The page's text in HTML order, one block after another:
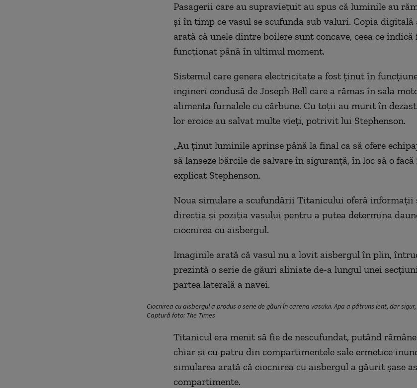
Pasagerii care au supraviețuit au spus că luminile au
și în timp ce vasul se scufunda sub valuri. Copia
arată că unele dintre boilere sunt concave, ceea ce indică
funcționat până în ultimul moment.
Sistemul care genera electricitate a fost ținut în
ingineri condusă de Joseph Bell care a rămas în sala
alimenta furnalele cu cărbune. Cu toții au murit în
lor eroice au salvat multe vieți, potrivit lui Stephenson.
„Au ținut luminile aprinse până la final ca să ofere
să lanseze bărcile de salvare în siguranță, în loc să o facă
explicat Stephenson.
Noua simulare a scufundării Titanicului oferă informații
direcția și poziția vasului pentru a putea determina
ciocnirea cu aisbergul.
Imaginile arată că vasul nu a lovit aisbergul în plin,
prezintă o serie de găuri aliniate de-a lungul unei
partea laterală a navei.
Ciocnirea cu aisbergul a produs o serie de găuri în carena vasului. Apa a pătruns lent, dar
Captură foto: The Times
Titanicul era menit să fie de nescufundat, putând
chiar și cu patru din compartimentele sale ermetice
simularea arată că ciocnirea cu aisbergul a găurit șase
compartimente.